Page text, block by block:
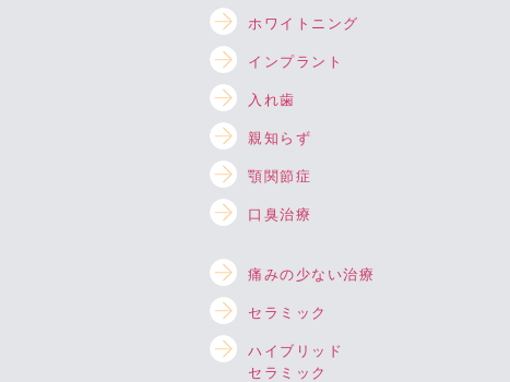
ホワイトニング
インプラント
入れ歯
親知らず
顎関節症
口臭治療
痛みの少ない治療
セラミック
ハイブリッド
セラミック